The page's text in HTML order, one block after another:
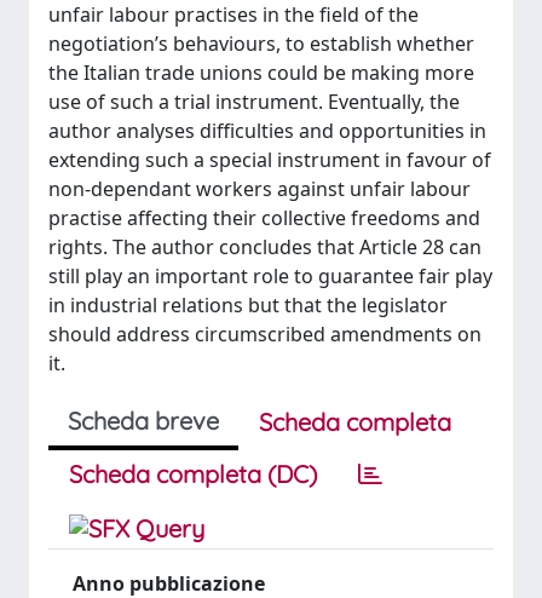
unfair labour practises in the field of the
negotiation’s behaviours, to establish whether
the Italian trade unions could be making more
use of such a trial instrument. Eventually, the
author analyses difficulties and opportunities in
extending such a special instrument in favour of
non-dependant workers against unfair labour
practise affecting their collective freedoms and
rights. The author concludes that Article 28 can
still play an important role to guarantee fair play
in industrial relations but that the legislator
should address circumscribed amendments on
it.
Scheda breve
Scheda completa
Scheda completa (DC)
Anno pubblicazione